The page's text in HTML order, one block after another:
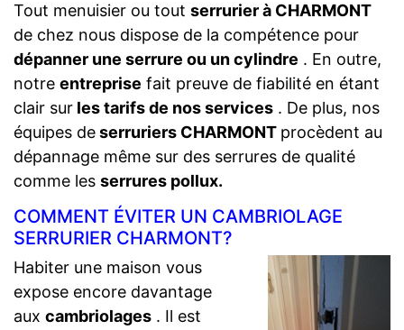
Tout menuisier ou tout serrurier à CHARMONT
de chez nous dispose de la compétence pour
dépanner une serrure ou un cylindre . En outre,
notre entreprise fait preuve de fiabilité en étant
clair sur les tarifs de nos services . De plus, nos
équipes deserruriers CHARMONT procèdent au
dépannage même sur des serrures de qualité
comme les serrures pollux.
COMMENT ÉVITER UN CAMBRIOLAGE
SERRURIER CHARMONT?
Habiter une maison vous
expose encore davantage
aux cambriolages . Il est